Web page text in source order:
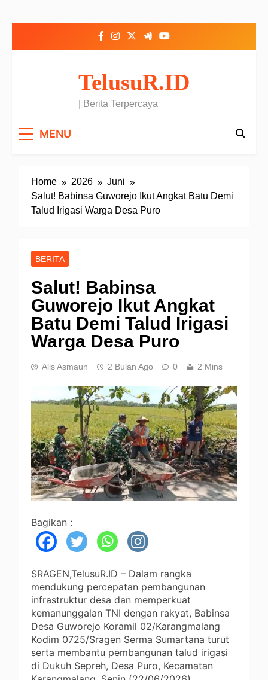
TelusuR.ID
| Berita Terpercaya
MENU
Home 2026
Juni
Salut! Babinsa Guworejo Ikut Angkat Batu Demi
Talud Irigasi Warga Desa Puro
BERITA
Salut! Babinsa
Guworejo Ikut Angkat
Batu Demi Talud Irigasi
Warga Desa Puro
Alis Asmaun 2 Bulan Ago 0 2 Mins
Bagikan :
SRAGEN,TelusuR.ID – Dalam rangka
mendukung percepatan pembangunan
infrastruktur desa dan memperkuat
kemanunggalan TNI dengan rakyat, Babinsa
Desa Guworejo Koramil 02/Karangmalang
Kodim 0725/Sragen Serma Sumartana turut
serta membantu pembangunan talud irigasi
di Dukuh Sepreh, Desa Puro, Kecamatan